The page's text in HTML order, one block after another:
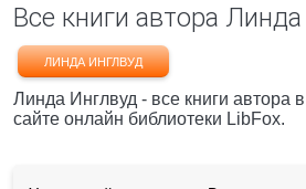
Все книги автора
ЛИНДА ИНГЛВУД
Линда Инглвуд - все книги автора
сайте онлайн библиотеки LibFox.